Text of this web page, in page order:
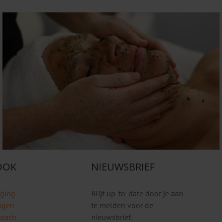
NIEUWSBRIEF
Blijf up-to-date door je aan
te melden voor de
nieuwsbrief.